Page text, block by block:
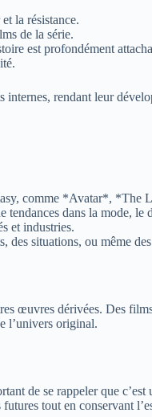
la résistance.
de la série.
est profondément
rendant leur
comme *Avatar*, *The
dans la mode, le
et industries.
situations, ou même
œuvres dérivées.
l’univers original.
de se rappeler que
tout en conservant